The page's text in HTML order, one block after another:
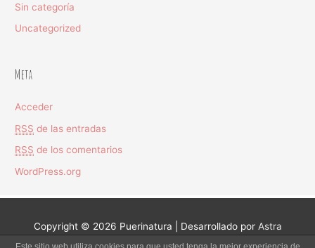
Sin categoría
Uncategorized
Meta
Acceder
RSS de las entradas
RSS de los comentarios
WordPress.org
Copyright © 2026 Puerinatura | Desarrollado por Astra